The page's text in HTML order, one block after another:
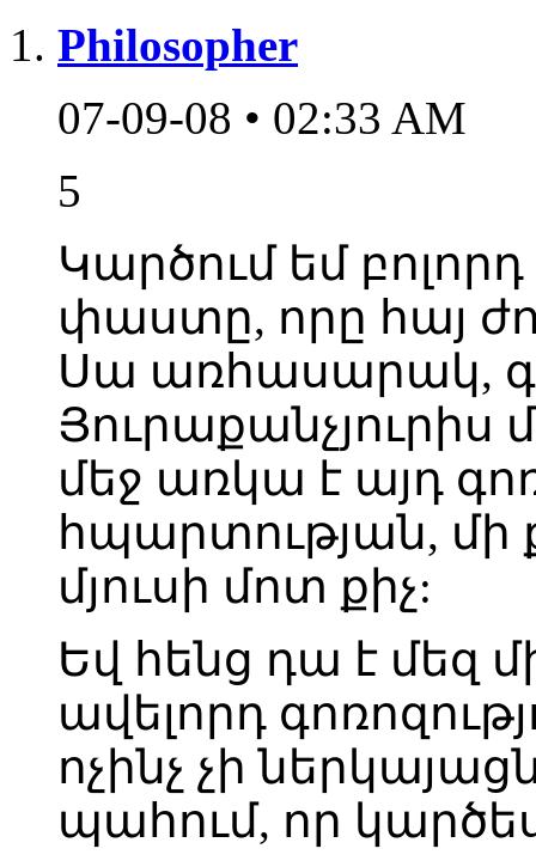
Philosopher
07-09-08 • 02:33 AM
5
Կարծում եմ բոլորդ
փաստը, որը հայ
Սա առհասարակ,
Յուրաքանչյուրիս
մեջ առկա է այդ
հպարտության, մի
մյուսի մոտ քիչ:
Եվ հենց դա է մեզ
ավելորդ
ոչինչ չի
պահում, որ